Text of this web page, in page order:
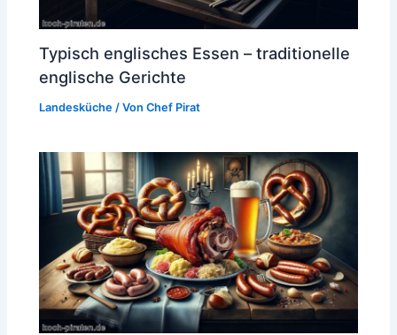
Typisch englisches Essen – traditionelle
englische Gerichte
Landesküche / VonChef Pirat